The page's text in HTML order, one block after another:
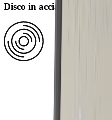
Disco in acciaio inossidabile